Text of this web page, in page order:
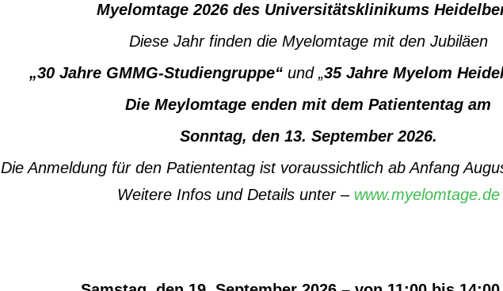
Myelomtage 2026 des Universitätsklinikums
Diese Jahr finden die Myelomtage mit den Jubiläen
„30 Jahre GMMG-Studiengruppe“ und „35 Jahre Myelom
Die Meylomtage enden mit dem Patiententag am
Sonntag, den 13. September 2026.
Die Anmeldung für den Patiententag ist voraussichtlich ab Anfang
Weitere Infos und Details unter – www.myelomtage.de